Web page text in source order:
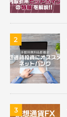
2
3